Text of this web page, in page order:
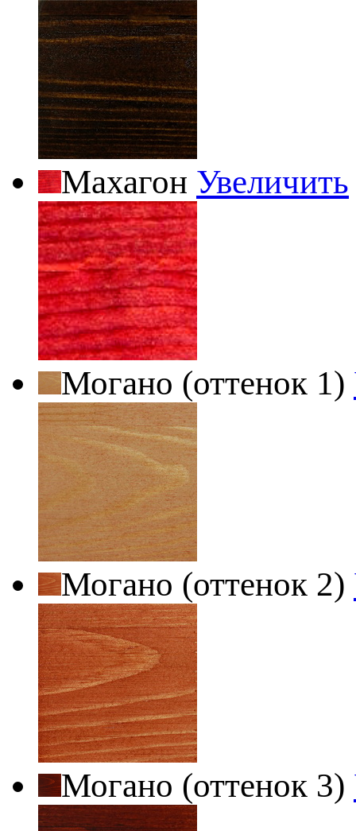
Махагон Увеличить
Могано (оттенок 1)
Могано (оттенок 2)
Могано (оттенок 3)